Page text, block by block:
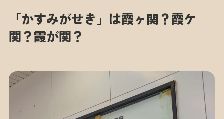
「かすみがせき」は霞ヶ関？霞ケ
関？霞が関？